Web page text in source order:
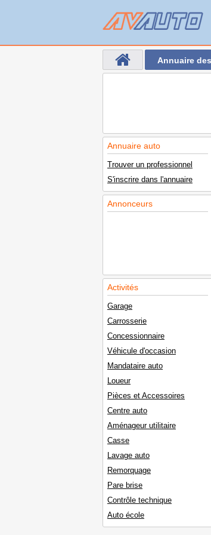
Annuaire
Annuaire auto
Trouver un professionnel
S'inscrire dans l'annuaire
Annonceurs
Activités
Garage
Carrosserie
Concessionnaire
Véhicule d'occasion
Mandataire auto
Loueur
Pièces et Accessoires
Centre auto
Aménageur utilitaire
Casse
Lavage auto
Remorquage
Pare brise
Contrôle technique
Auto école